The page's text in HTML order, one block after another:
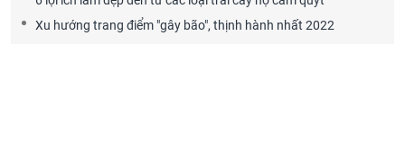
Xu hướng trang điểm "gây bão", thịnh hành nhất 2022